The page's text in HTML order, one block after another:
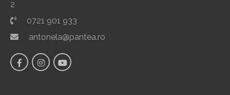
2
0721 901 933
antonela@pantea.ro